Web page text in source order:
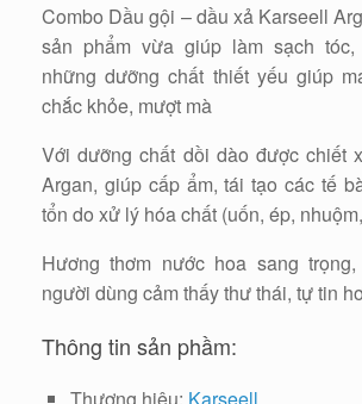
tổn
cho
tóc
số
lượng
Combo Dầu gội – dầu xả Karseell
sản phẩm vừa giúp làm sạch
những dưỡng chất thiết yếu giúp
chắc khỏe, mượt mà
Với dưỡng chất dồi dào được chiết
Argan, giúp cấp ẩm, tái tạo các tế
tổn do xử lý hóa chất (uốn, ép,
Hương thơm nước hoa sang
người dùng cảm thấy thư thái, tự tin
Thông tin sản phầm:
Thương hiệu: Karseell